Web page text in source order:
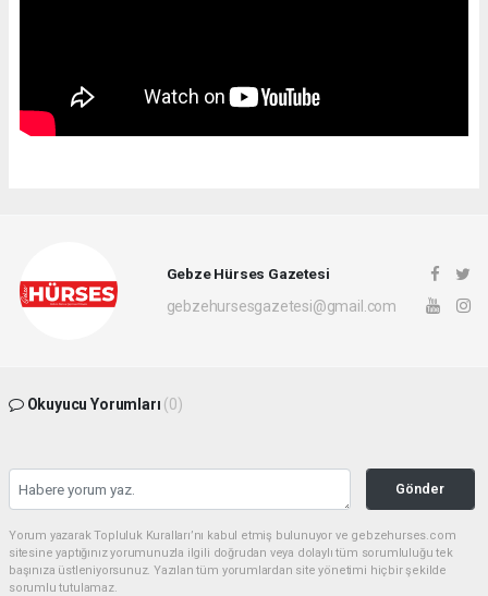
Gebze Hürses Gazetesi
gebzehursesgazetesi@gmail.com
Okuyucu Yorumları (0)
Gönder
Yorum yazarak Topluluk Kuralları’nı kabul etmiş bulunuyor ve gebzehurses.com
sitesine yaptığınız yorumunuzla ilgili doğrudan veya dolaylı tüm sorumluluğu tek
başınıza üstleniyorsunuz. Yazılan tüm yorumlardan site yönetimi hiçbir şekilde
sorumlu tutulamaz.